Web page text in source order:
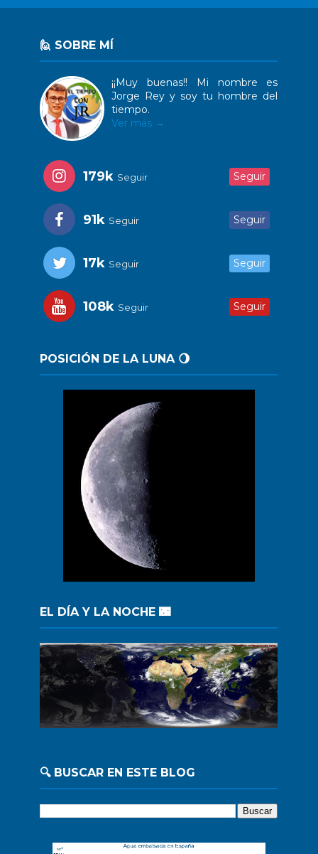
🙋 SOBRE MÍ
¡¡Muy buenas!! Mi nombre es
Jorge Rey y soy tu hombre del
tiempo.
Ver más →
179k Seguir Seguir
91k Seguir Seguir
17k Seguir Seguir
108k Seguir Seguir
POSICIÓN DE LA LUNA 🌖
EL DÍA Y LA NOCHE 🌃
🔍 BUSCAR EN ESTE BLOG